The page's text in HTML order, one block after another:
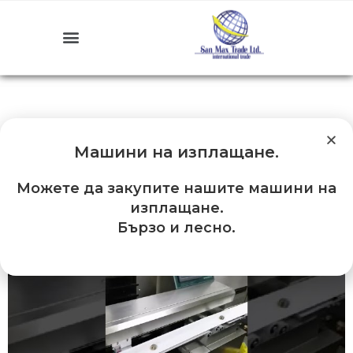
Машини на изплащане.
Можете да закупите нашите машини на
изплащане.
Бързо и лесно.